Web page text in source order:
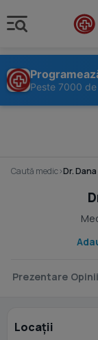
Peste 7000
Caută medic›Dr.
Prezentare
Locații